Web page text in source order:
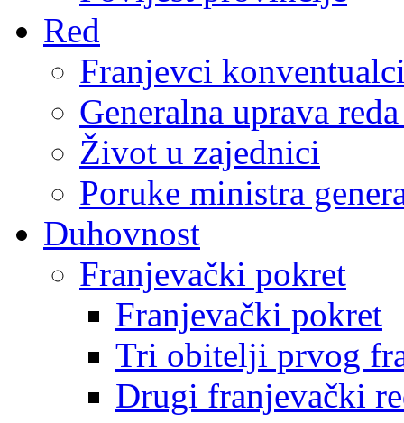
Red
Franjevci
Generalna uprava
Život u zajednici
Poruke ministra
Duhovnost
Franjevački pokret
Franjevački pokret
Tri obitelji prvog
Drugi franjevački